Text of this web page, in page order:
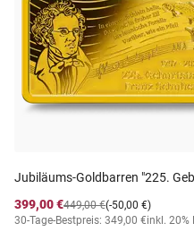
Jubiläums-Goldbarren "225.
399,00 €
(-50,00 €)
449,00 €
30-Tage-Bestpreis: 349,00 €inkl. 20%